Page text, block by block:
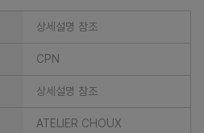
상세설명 참조
CPN
상세설명 참조
ATELIER CHOUX